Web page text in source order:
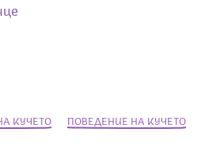
КУЧЕТО ПОВЕДЕНИЕ НА КУЧЕТО